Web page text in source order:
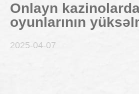
Onlayn
oyunlarının
2025-04-07